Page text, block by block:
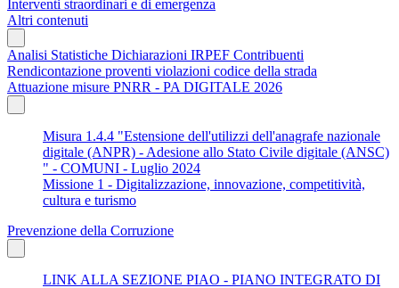
Interventi straordinari e di emergenza
Altri contenuti
Analisi Statistiche Dichiarazioni IRPEF Contribuenti
Rendicontazione proventi violazioni codice della strada
Attuazione misure PNRR - PA DIGITALE 2026
Misura 1.4.4 "Estensione dell'utilizzi dell'anagrafe nazionale
digitale (ANPR) - Adesione allo Stato Civile digitale (ANSC)
" - COMUNI - Luglio 2024
Missione 1 - Digitalizzazione, innovazione, competitività,
cultura e turismo
Prevenzione della Corruzione
LINK ALLA SEZIONE PIAO - PIANO INTEGRATO DI